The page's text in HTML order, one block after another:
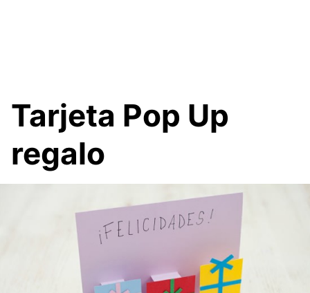
Tarjeta Pop Up
regalo